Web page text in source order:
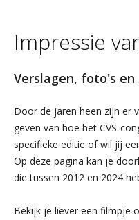
Impressie
Verslagen, foto's
Door de jaren heen zijn er
geven van hoe het CVS-
specifieke editie of wil jij
Op deze pagina kan je
die tussen 2012 en 2024
Bekijk je liever een filmpje